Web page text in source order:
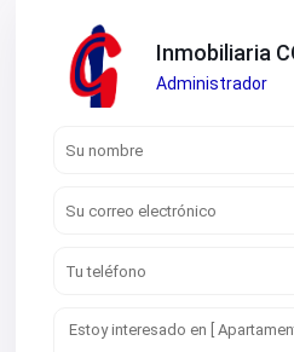
Inmobiliaria
Administrador